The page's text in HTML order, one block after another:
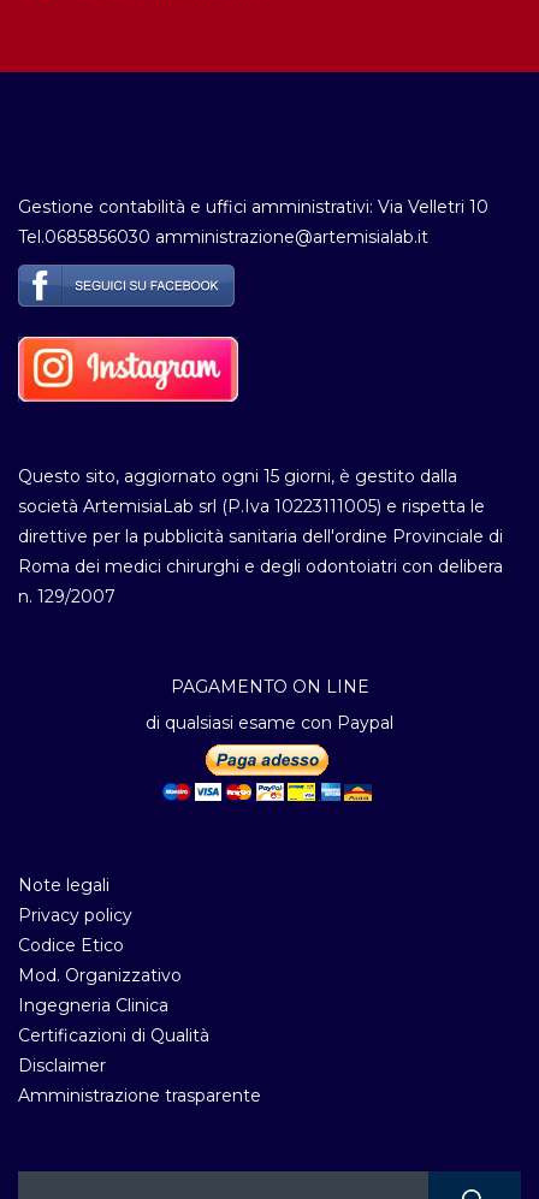
Gestione contabilità e uffici amministrativi: Via Velletri 10
Tel.0685856030 amministrazione@artemisialab.it
Questo sito, aggiornato ogni 15 giorni, è gestito dalla
società ArtemisiaLab srl (P.Iva 10223111005) e rispetta le
direttive per la pubblicità sanitaria dell'ordine Provinciale di
Roma dei medici chirurghi e degli odontoiatri con delibera
n. 129/2007
PAGAMENTO ON LINE
di qualsiasi esame con Paypal
Note legali
Privacy policy
Codice Etico
Mod. Organizzativo
Ingegneria Clinica
Certificazioni di Qualità
Disclaimer
Amministrazione trasparente